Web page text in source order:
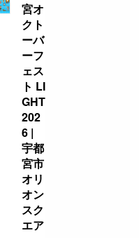
宮オ
クト
ーバ
ーフ
ェス
ト LI
GHT
202
6 |
宇都
宮市
オリ
オン
スク
エア